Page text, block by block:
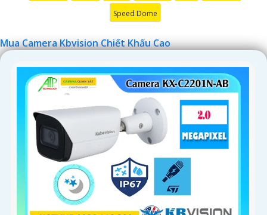
Speed Dome
Mua Camera Kbvision Chiết Khấu Cao